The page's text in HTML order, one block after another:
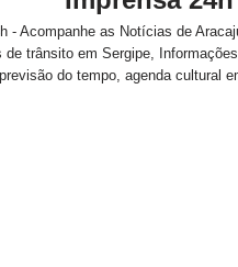
- Acompanhe as Notícias de
de trânsito em Sergipe,
previsão do tempo, agenda cultural